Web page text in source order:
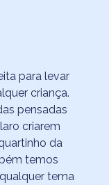
para levar
criança.
pensadas
criarem
da
temos
tema